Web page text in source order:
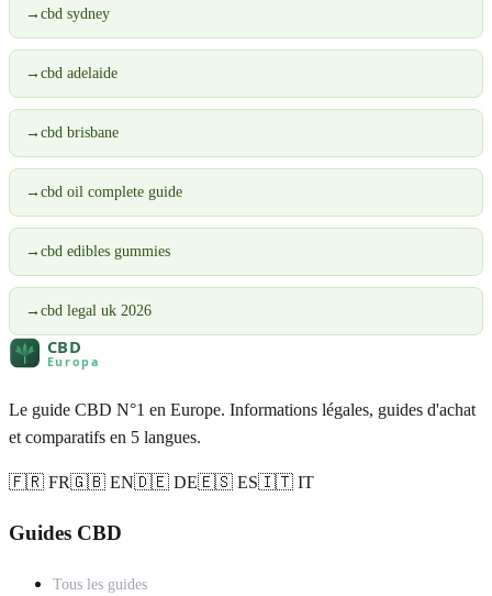
→ cbd sydney
→ cbd adelaide
→ cbd brisbane
→ cbd oil complete guide
→ cbd edibles gummies
→ cbd legal uk 2026
Le guide CBD N°1 en Europe. Informations légales, guides d'achat
et comparatifs en 5 langues.
🇫🇷 FR🇬🇧 EN🇩🇪 DE🇪🇸 ES🇮🇹 IT
Guides CBD
Tous les guides